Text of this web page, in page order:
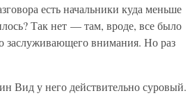
есть начальники куда меньше
Так нет — там, вроде, все было
заслуживающего внимания. Но раз
Вид у него действительно суровый.